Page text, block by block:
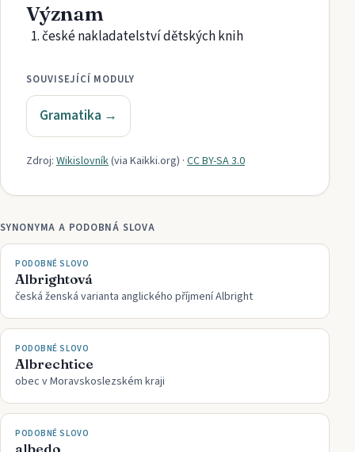
Význam
české nakladatelství dětských knih
SOUVISEJÍCÍ MODULY
Gramatika →
Zdroj: Wikislovník(via Kaikki.org) · CC BY-SA 3.0
SYNONYMA A PODOBNÁ SLOVA
PODOBNÉ SLOVO
Albrightová
česká ženská varianta anglického příjmení Albright
PODOBNÉ SLOVO
Albrechtice
obec v Moravskoslezském kraji
PODOBNÉ SLOVO